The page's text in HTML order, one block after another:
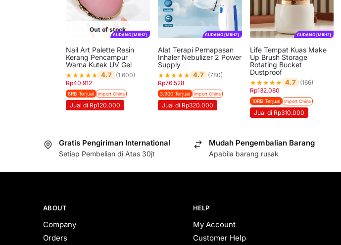
Out of stock
GUDANG [MRH2]
Nail Art Palette Resin
Kerang Pencampur
Warna Kutek UV Gel
★★★★★ 4.7
(1,600)
Rp40.912
8RB Terjual Import China
Jual di Rp120.000
GUDANG [MRH2]
Alat Terapi Pernapasan
Inhaler Nebulizer 2 Power
Supply
★★★★★ 4.7
(780)
Rp76.528
3.900 Terjual Import China
Jual di Rp320.000
GUDANG [MRH2]
Life Tempat Kuas Make
Up Brush Storage
Rotating Bucket
Dustproof
★★★★★ 4.7
(166)
Rp132.080
10RB Terjual Import China
Jual di Rp310.000
Gratis Pengiriman International
Setiap Pembelian di Atas 30jt
Mudah Pengembalian Barang
Apabila barang rusak
ABOUT
Company
Orders
HELP
My Account
Customer Help